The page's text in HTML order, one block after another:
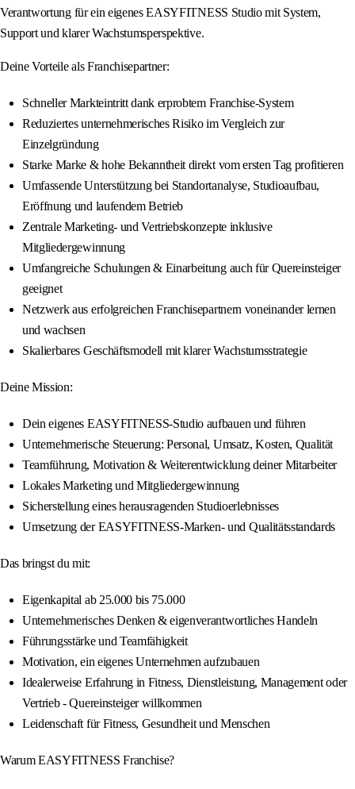
Verantwortung für ein eigenes EASYFITNESS Studio mit System,
Support und klarer Wachstumsperspektive.
Deine Vorteile als Franchisepartner:
Schneller Markteintritt dank erprobtem Franchise-System
Reduziertes unternehmerisches Risiko im Vergleich zur
Einzelgründung
Starke Marke & hohe Bekanntheit direkt vom ersten Tag profitieren
Umfassende Unterstützung bei Standortanalyse, Studioaufbau,
Eröffnung und laufendem Betrieb
Zentrale Marketing- und Vertriebskonzepte inklusive
Mitgliedergewinnung
Umfangreiche Schulungen & Einarbeitung auch für Quereinsteiger
geeignet
Netzwerk aus erfolgreichen Franchisepartnern voneinander lernen
und wachsen
Skalierbares Geschäftsmodell mit klarer Wachstumsstrategie
Deine Mission:
Dein eigenes EASYFITNESS-Studio aufbauen und führen
Unternehmerische Steuerung: Personal, Umsatz, Kosten, Qualität
Teamführung, Motivation & Weiterentwicklung deiner Mitarbeiter
Lokales Marketing und Mitgliedergewinnung
Sicherstellung eines herausragenden Studioerlebnisses
Umsetzung der EASYFITNESS-Marken- und Qualitätsstandards
Das bringst du mit:
Eigenkapital ab 25.000 bis 75.000
Unternehmerisches Denken & eigenverantwortliches Handeln
Führungsstärke und Teamfähigkeit
Motivation, ein eigenes Unternehmen aufzubauen
Idealerweise Erfahrung in Fitness, Dienstleistung, Management oder
Vertrieb - Quereinsteiger willkommen
Leidenschaft für Fitness, Gesundheit und Menschen
Warum EASYFITNESS Franchise?